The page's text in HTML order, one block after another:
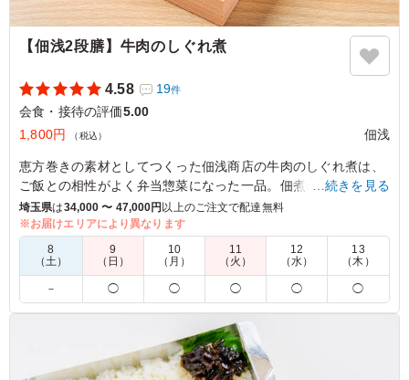
【佃浅2段膳】牛肉のしぐれ煮
4.58 19件
会食・接待の評価5.00
1,800円
（税込） 佃浅
恵方巻きの素材としてつくった佃浅商店の牛肉のしぐれ煮は、
ご飯との相性がよく弁当惣菜になった一品。佃煮の製造を方法
を活かし、牛肉を炊き上げています。
5.0
牛肉はとても柔らかく美味しかったです。 機会があれば
また注文したいと思います。
2025/11/05
…続きを見る
埼玉県は34,000 〜 47,000円 以上のご注文で配達無料
※お届けエリアにより異なります
8
（土）
9
（日）
10
（月）
11
（火）
12
（水）
13
（木）
－ ◯ ◯ ◯ ◯ ◯